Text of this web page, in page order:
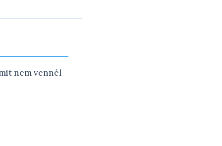
nem vennél